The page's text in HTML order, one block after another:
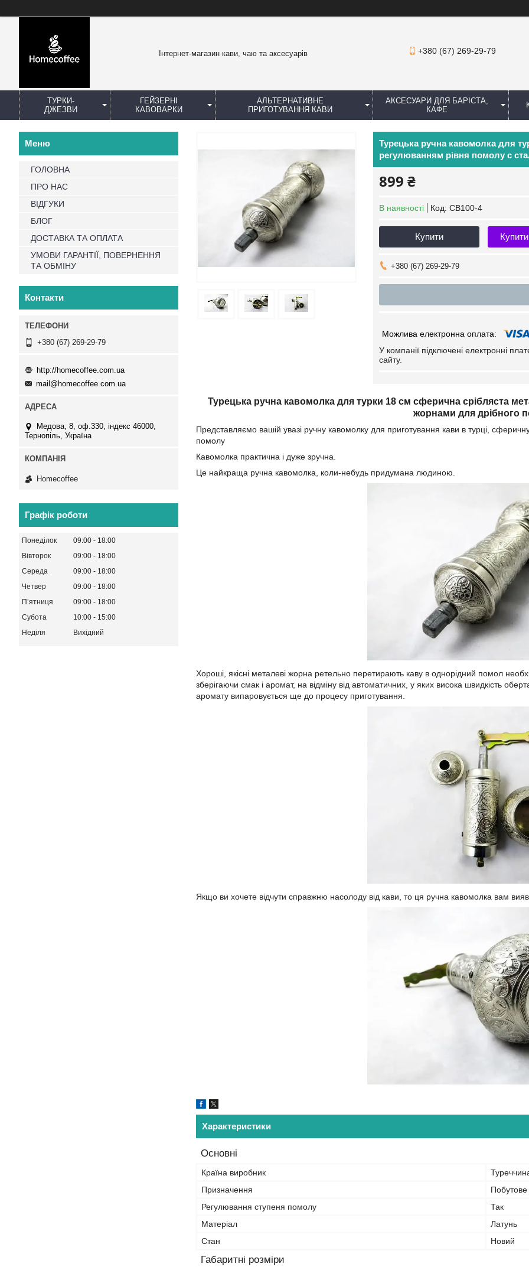
Інтернет-магазин кави, чаю та аксесуарів +380 (67) 269-29-79
ТУРКИ-
ДЖЕЗВИ
ГЕЙЗЕРНІ
КАВОВАРКИ
АЛЬТЕРНАТИВНЕ
ПРИГОТУВАННЯ КАВИ
АКСЕСУАРИ ДЛЯ БАРІСТА,
КАФЕ
Турецька ручна кавомолка для
регулюванням рівня помолу с
899 ₴
В наявності Код: CB100-4
Купити
+380 (67) 269-29-79
У компанії підключені електронні
сайту.
Турецька ручна кавомолка для турки 18 см сферична срібляста
жорнами для дрібного
Представляємо вашій увазі ручну кавомолку для приготування кави в турці,
помолу
Кавомолка практична і дуже зручна.
Це найкраща ручна кавомолка, коли-небудь придумана людиною.
Хороші, якісні металеві жорна ретельно перетирають каву в однорідний помол
зберігаючи смак і аромат, на відміну від автоматичних, у яких висока швидкість
аромату випаровується ще до процесу приготування.
Якщо ви хочете відчути справжню насолоду від кави, то ця ручна кавомолка вам
Характеристики
Основні
Країна виробник
Призначення
Побутове
Регулювання ступеня помолу
Так
Матеріал
Латунь
Стан
Новий
Габаритні розміри
ГОЛОВНА
ПРО НАС
ВІДГУКИ
БЛОГ
ДОСТАВКА ТА ОПЛАТА
УМОВИ ГАРАНТІЇ, ПОВЕРНЕННЯ
ТА ОБМІНУ
Контакти
+380 (67) 269-29-79
http://homecoffee.com.ua
mail@homecoffee.com.ua
Медова, 8, оф.330, індекс 46000,
Тернопіль, Україна
Homecoffee
Графік роботи
Понеділок 09:00
18:00
Вівторок
09:00
18:00
Середа
09:00
18:00
Четвер
09:00
18:00
Пʼятниця
09:00
18:00
Субота
10:00
15:00
Неділя
Вихідний